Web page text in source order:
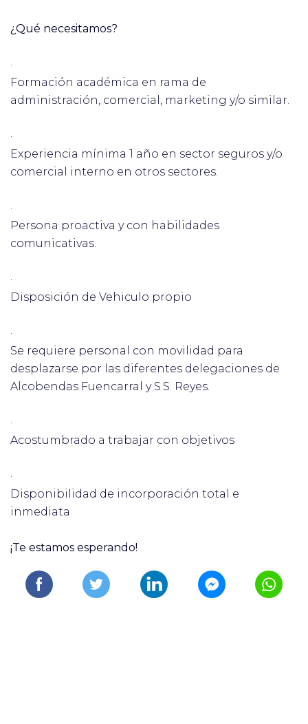
¿Qué necesitamos?
·
Formación académica en rama de
administración, comercial, marketing y/o similar.
·
Experiencia mínima 1 año en sector seguros y/o
comercial interno en otros sectores.
·
Persona proactiva y con habilidades
comunicativas.
·
Disposición de Vehiculo propio
·
Se requiere personal con movilidad para
desplazarse por las diferentes delegaciones de
Alcobendas Fuencarral y S.S. Reyes.
·
Acostumbrado a trabajar con objetivos
·
Disponibilidad de incorporación total e
inmediata
¡Te estamos esperando!